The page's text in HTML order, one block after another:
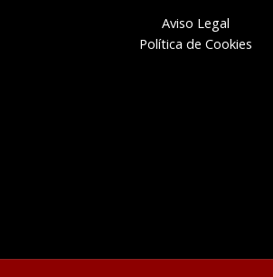
Aviso Legal
Política de Cookies